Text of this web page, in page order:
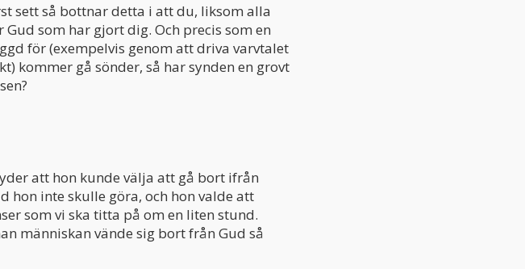
sett så bottnar detta i att du, liksom alla
som har gjort dig. Och precis som en
för (exempelvis genom att driva varvtalet
kommer gå sönder, så har synden en grovt
att hon kunde välja att gå bort ifrån
hon inte skulle göra, och hon valde att
som vi ska titta på om en liten stund.
människan vände sig bort från Gud så